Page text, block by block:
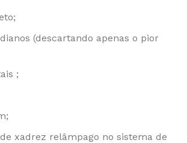
(descartando apenas o pior
;
xadrez relâmpago no sistema de